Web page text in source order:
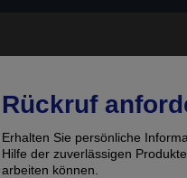
Rückruf
Erhalten Sie persönliche
Hilfe der zuverlässigen
arbeiten können.